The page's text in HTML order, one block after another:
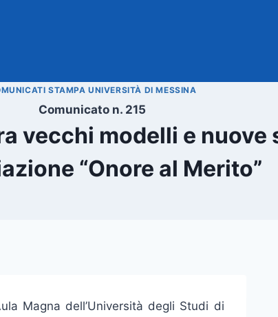
STAMPA UNIVERSITÀ DI MESSINA
Comunicato n. 215
vecchi modelli e
“Onore al Merito”
Magna dell’Università degli Studi di